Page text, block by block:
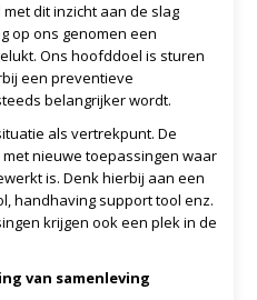
dit inzicht aan de slag
op ons genomen een
Ons hoofddoel is sturen
een preventieve
belangrijker wordt.
als vertrekpunt. De
nieuwe toepassingen waar
is. Denk hierbij aan een
handhaving support tool enz.
krijgen ook een plek in de
van samenleving